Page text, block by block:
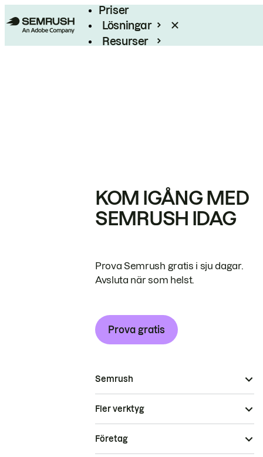
Priser
Lösningar
Resurser
KOM IGÅNG MED
SEMRUSH IDAG
Prova Semrush gratis i sju dagar.
Avsluta när som helst.
Prova gratis
Semrush
Fler verktyg
Företag